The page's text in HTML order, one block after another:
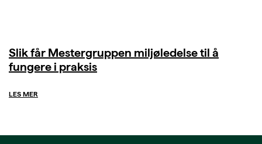
Slik får Mestergruppen miljøledelse til å
fungere i praksis
LES MER